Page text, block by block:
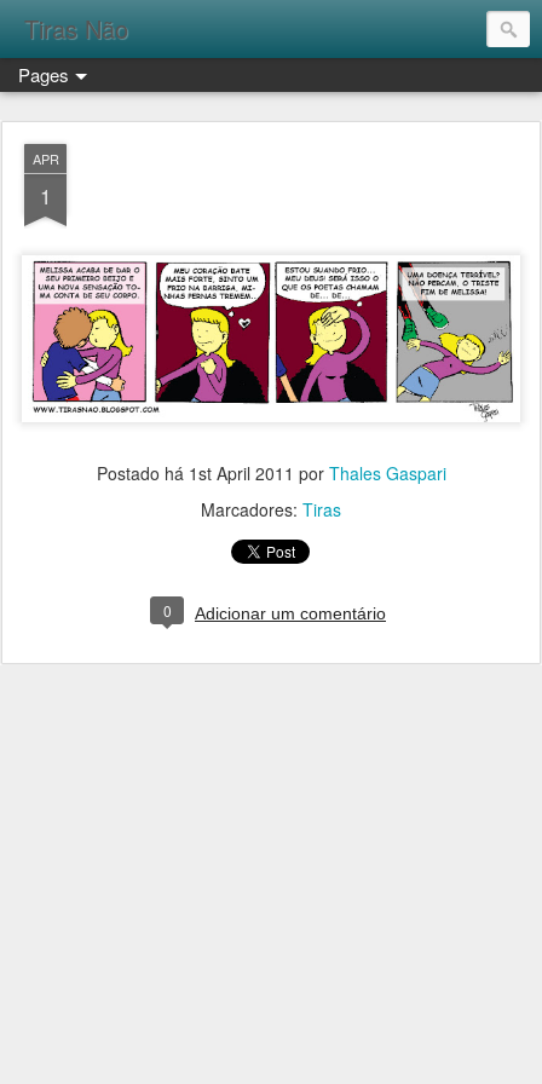
Tiras Não
Pages
APR
1
Postado há 1st April 2011 por Thales Gaspari
Marcadores: Tiras
0 Adicionar um comentário